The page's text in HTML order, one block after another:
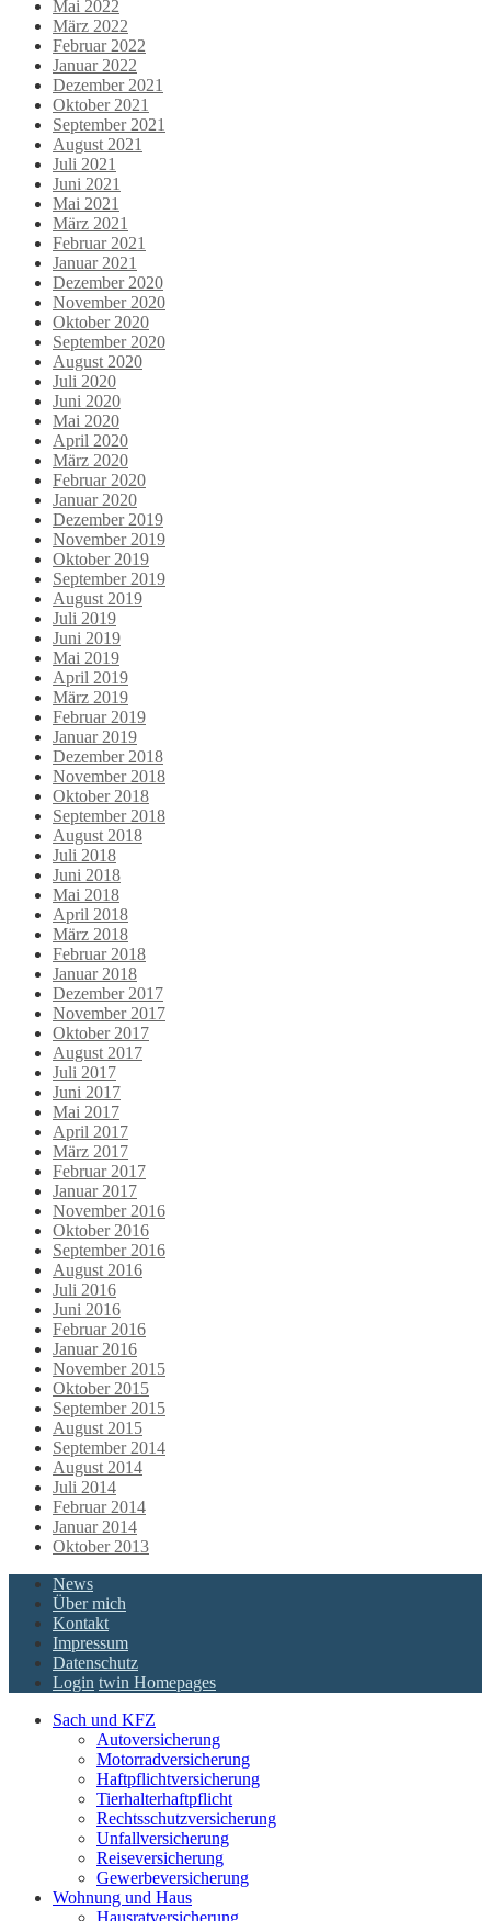
Mai 2022
März 2022
Februar 2022
Januar 2022
Dezember 2021
Oktober 2021
September 2021
August 2021
Juli 2021
Juni 2021
Mai 2021
März 2021
Februar 2021
Januar 2021
Dezember 2020
November 2020
Oktober 2020
September 2020
August 2020
Juli 2020
Juni 2020
Mai 2020
April 2020
März 2020
Februar 2020
Januar 2020
Dezember 2019
November 2019
Oktober 2019
September 2019
August 2019
Juli 2019
Juni 2019
Mai 2019
April 2019
März 2019
Februar 2019
Januar 2019
Dezember 2018
November 2018
Oktober 2018
September 2018
August 2018
Juli 2018
Juni 2018
Mai 2018
April 2018
März 2018
Februar 2018
Januar 2018
Dezember 2017
November 2017
Oktober 2017
August 2017
Juli 2017
Juni 2017
Mai 2017
April 2017
März 2017
Februar 2017
Januar 2017
November 2016
Oktober 2016
September 2016
August 2016
Juli 2016
Juni 2016
Februar 2016
Januar 2016
November 2015
Oktober 2015
September 2015
August 2015
September 2014
August 2014
Juli 2014
Februar 2014
Januar 2014
Oktober 2013
News
Über mich
Kontakt
Impressum
Datenschutz
Login twin Homepages
Sach und KFZ
Autoversicherung
Motorradversicherung
Haftpflichtversicherung
Tierhalterhaftpflicht
Rechtsschutzversicherung
Unfallversicherung
Reiseversicherung
Gewerbeversicherung
Wohnung und Haus
Hausratversicherung